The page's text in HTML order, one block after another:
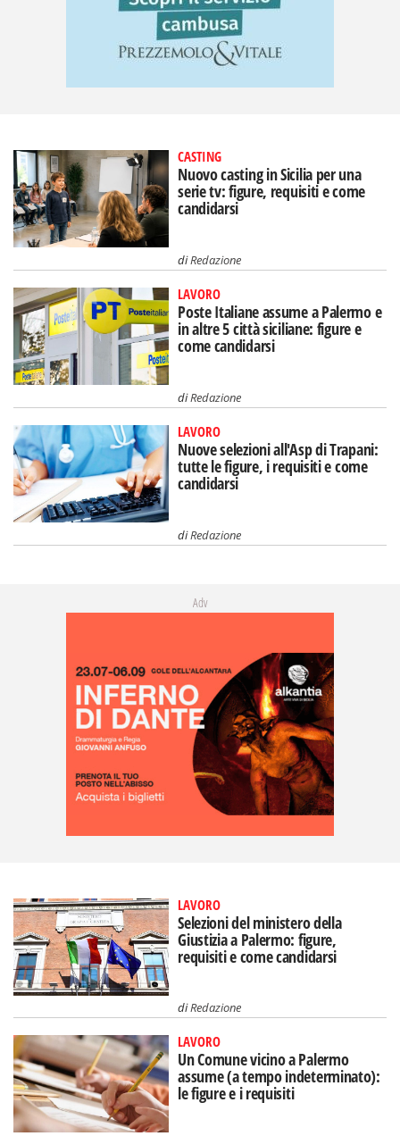
CASTING
Nuovo casting in Sicilia per una
serie tv: figure, requisiti e come
candidarsi
diRedazione
LAVORO
Poste Italiane assume a Palermo e
in altre 5 città siciliane: figure e
come candidarsi
diRedazione
LAVORO
Nuove selezioni all'Asp di Trapani:
tutte le figure, i requisiti e come
candidarsi
diRedazione
Adv
LAVORO
Selezioni del ministero della
Giustizia a Palermo: figure,
requisiti e come candidarsi
diRedazione
LAVORO
Un Comune vicino a Palermo
assume (a tempo indeterminato):
le figure e i requisiti